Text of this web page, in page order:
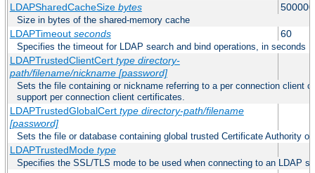
LDAPSharedCacheSize bytes 500000
Size in bytes of the shared-memory cache
LDAPTimeout seconds 60
Specifies the timeout for LDAP search and bind operations, in seconds
LDAPTrustedClientCert type directory-
path/filename/nickname [password]
Sets the file containing or nickname referring to a per connection client
support per connection client certificates.
LDAPTrustedGlobalCert type directory-path/filename
[password]
Sets the file or database containing global trusted Certificate Authority
LDAPTrustedMode type
Specifies the SSL/TLS mode to be used when connecting to an LDAP